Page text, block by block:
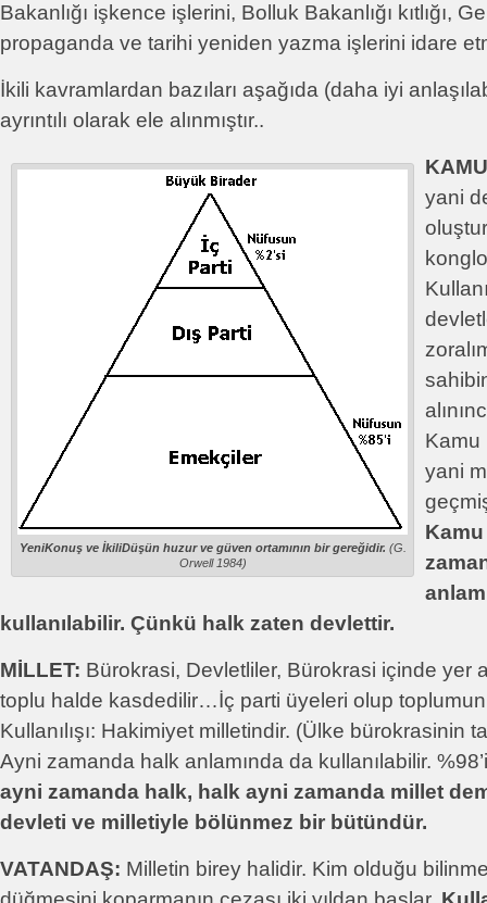
Bakanlığı işkence işlerini, Bolluk Bakanlığı kıtlığı,
propaganda ve tarihi yeniden yazma işlerini idare
İkili kavramlardan bazıları aşağıda (daha iyi
ayrıntılı olarak ele alınmıştır..
YeniKonuş ve İkiliDüşün huzur ve güven ortamının bir gereğidir. (G.
Orwell 1984)
yani
Kamu
yani
kullanılabilir. Çünkü halk zaten devlettir.
MİLLET: Bürokrasi, Devletliler, Bürokrasi içinde yer
toplu halde kasdedilir…İç parti üyeleri olup toplumun
Kullanılışı: Hakimiyet milletindir. (Ülke bürokrasinin
Ayni zamanda halk anlamında da kullanılabilir.
ayni zamanda halk, halk ayni zamanda millet
devleti ve milletiyle bölünmez bir bütündür.
VATANDAŞ: Milletin birey halidir. Kim olduğu